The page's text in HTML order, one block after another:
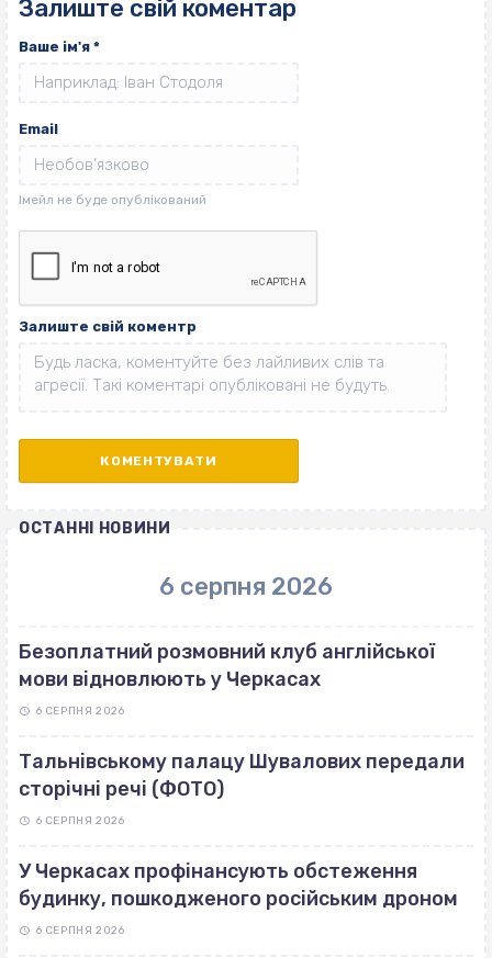
Залиште свій коментар
Ваше ім'я *
Email
Залиште свій коментр
ОСТАННІ НОВИНИ
6 серпня 2026
Безоплатний розмовний клуб англійської
мови відновлюють у Черкасах
6 СЕРПНЯ 2026
Тальнівському палацу Шувалових передали
сторічні речі (ФОТО)
6 СЕРПНЯ 2026
У Черкасах профінансують обстеження
будинку, пошкодженого російським дроном
6 СЕРПНЯ 2026